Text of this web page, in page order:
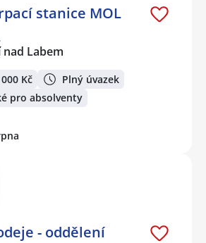
stanice MOL
Labem
Kč
Plný úvazek
pro absolventy
- oddělení